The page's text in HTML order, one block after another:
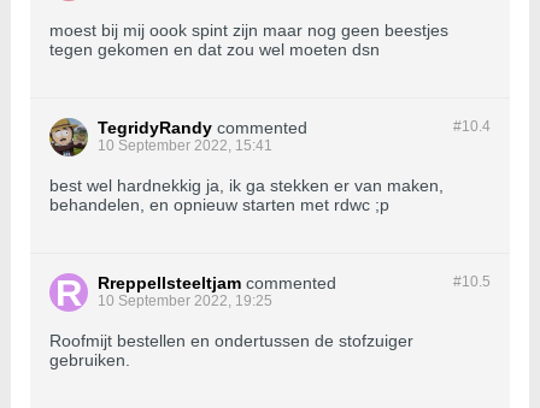
moest bij mij oook spint zijn maar nog geen beestjes
tegen gekomen en dat zou wel moeten dsn
#10.4
TegridyRandy commented
10 September 2022, 15:41
best wel hardnekkig ja, ik ga stekken er van maken,
behandelen, en opnieuw starten met rdwc ;p
#10.5
Rreppellsteeltjam commented
10 September 2022, 19:25
Roofmijt bestellen en ondertussen de stofzuiger
gebruiken.